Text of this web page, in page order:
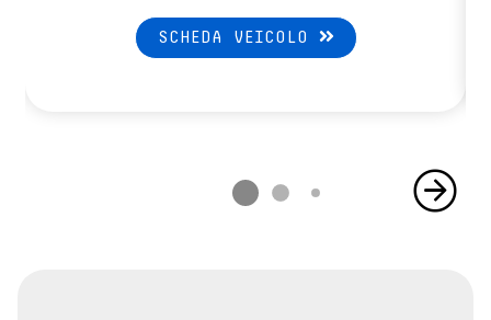
volante multifunzione regolabile in altezza e profondità
SCHEDA VEICOLO